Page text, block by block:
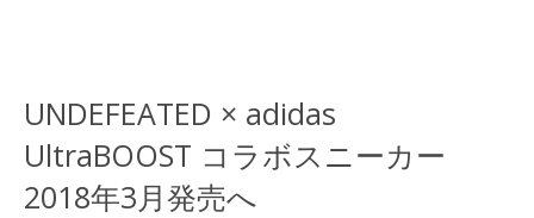
UNDEFEATED × adidas
UltraBOOST コラボスニーカー
2018年3月発売へ